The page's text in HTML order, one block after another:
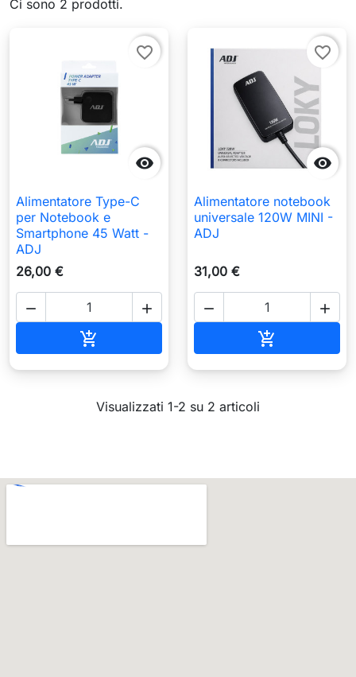
Ci sono 2 prodotti.

favorite_border
Alimentatore Type-C
per Notebook e
Smartphone 45 Watt -
ADJ
26,00 €
 


favorite_border
Alimentatore notebook
universale 120W MINI -
ADJ
31,00 €
 

Visualizzati 1-2 su 2 articoli